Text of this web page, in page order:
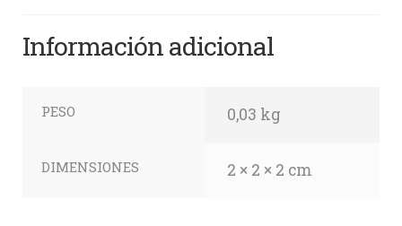
Información adicional
PESO 0,03 kg
DIMENSIONES 2 × 2 × 2 cm